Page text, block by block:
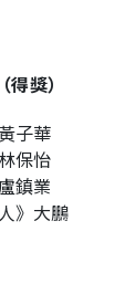
獎）
子華
保怡
鎮業
》大鵬